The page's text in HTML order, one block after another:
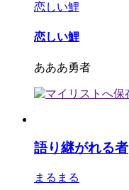
恋しい鯉
恋しい鯉
あああ勇者
語り継がれる者
まるまる